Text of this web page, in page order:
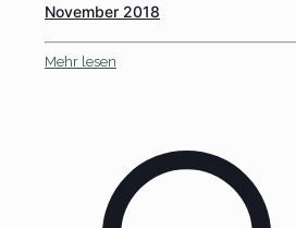
November 2018
Mehr lesen